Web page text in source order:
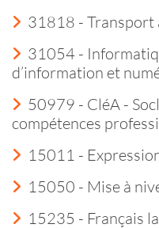
31818 - Transport
31054 -
d’information et
50979 - CléA -
compétences
15011 -
15050 - Mise à
15235 - Français